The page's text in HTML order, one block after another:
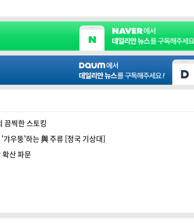
끔찍한 스토킹
우뚱'하는 與 주류 [정국 기상대]
산 파문